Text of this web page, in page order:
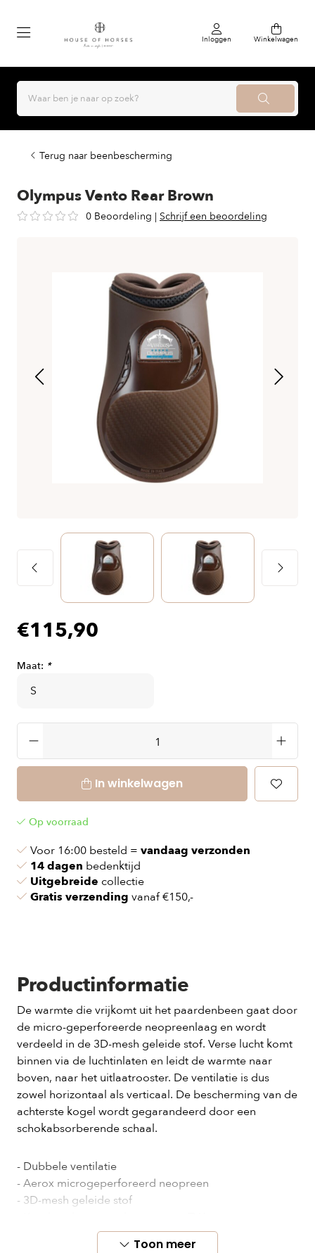
Inloggen Winkelwagen
Terug naar beenbescherming
Olympus Vento Rear Brown
0 Beoordeling | Schrijf een beoordeling
€115,90
Maat: *
In winkelwagen
Op voorraad
Voor 16:00 besteld = vandaag verzonden
14 dagen bedenktijd
Uitgebreide collectie
Gratis verzending vanaf €150,-
Productinformatie
De warmte die vrijkomt uit het paardenbeen gaat door
de micro-geperforeerde neopreenlaag en wordt
verdeeld in de 3D-mesh geleide stof. Verse lucht komt
binnen via de luchtinlaten en leidt de warmte naar
boven, naar het uitlaatrooster. De ventilatie is dus
zowel horizontaal als verticaal. De bescherming van de
achterste kogel wordt gegarandeerd door een
schokabsorberende schaal.
- Dubbele ventilatie
- Aerox microgeperforeerd neopreen
- 3D-mesh geleide stof
- Anatomische schaal met dubbele dichtheid
Toon meer